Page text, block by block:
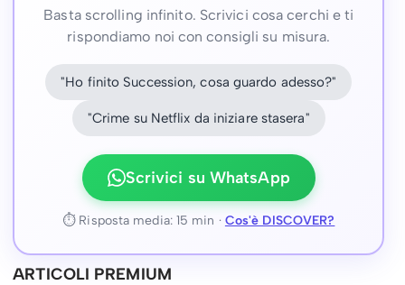
Basta scrolling infinito. Scrivici cosa cerchi e ti
rispondiamo noi con consigli su misura.
"Ho finito Succession, cosa guardo adesso?"
"Crime su Netflix da iniziare stasera"
Scrivici su WhatsApp
⏱ Risposta media: 15 min · Cos'è DISCOVER?
ARTICOLI PREMIUM